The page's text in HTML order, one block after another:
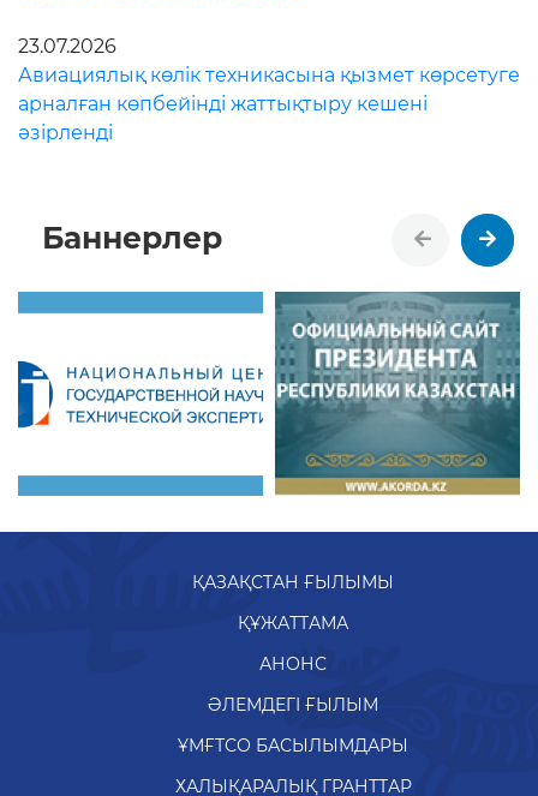
ҚАЗАҚСТАН ҒЫЛЫМЫ
ҚҰЖАТТАМА
АНОНС
ҰМҒТСО БАСЫЛЫМДАРЫ
ХАЛЫҚАРАЛЫҚ ГРАНТТАР